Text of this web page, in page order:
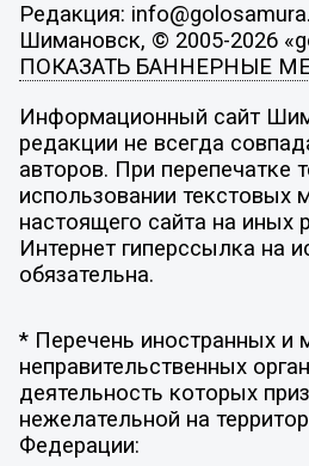
Редакция:
Шимановск, © 2005-2026
ПОКАЗАТЬ БАННЕРНЫЕ
Информационный сайт
редакции не всегда
авторов. При перепечатке
использовании текстовых
настоящего сайта на иных
Интернет гиперссылка на
обязательна.
* Перечень иностранных и
неправительственных
деятельность которых
нежелательной на
Федерации: